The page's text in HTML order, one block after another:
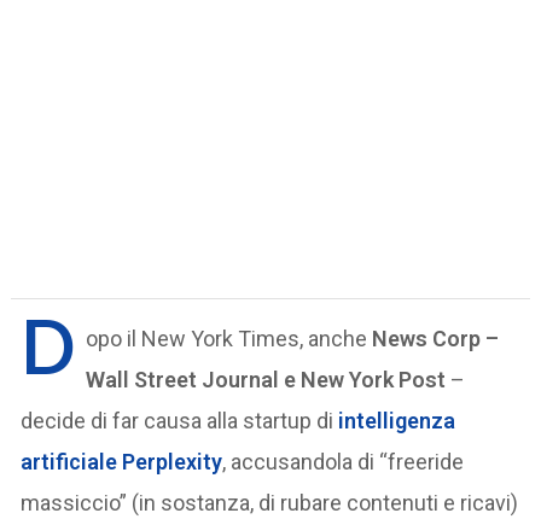
D opo il New York Times, anche News Corp –
Wall Street Journal e New York Post –
decide di far causa alla startup di intelligenza
artificiale Perplexity, accusandola di “freeride
massiccio” (in sostanza, di rubare contenuti e ricavi)